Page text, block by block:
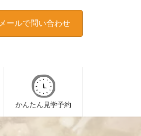
メールで問い合わせ
かんたん見学予約